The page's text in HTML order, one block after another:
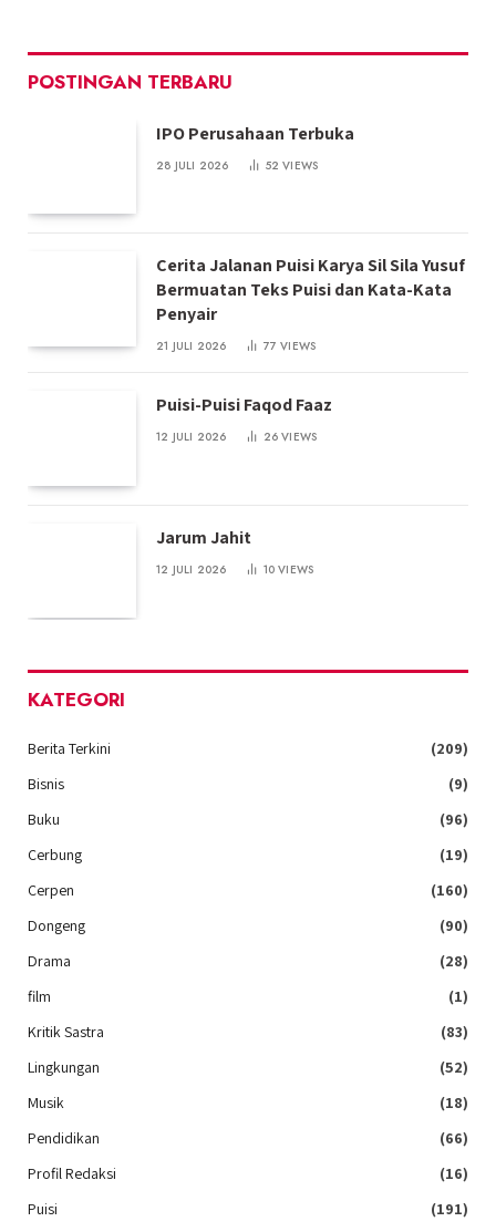
POSTINGAN TERBARU
IPO Perusahaan Terbuka
28 JULI 2026 52VIEWS
Cerita Jalanan Puisi Karya Sil Sila Yusuf
Bermuatan Teks Puisi dan Kata-Kata
Penyair
21 JULI 2026 77VIEWS
Puisi-Puisi Faqod Faaz
12 JULI 2026 26VIEWS
Jarum Jahit
12 JULI 2026 10VIEWS
KATEGORI
Berita Terkini
(209)
Bisnis
(9)
Buku
(96)
Cerbung
(19)
Cerpen
(160)
Dongeng
(90)
Drama
(28)
film
(1)
Kritik Sastra
(83)
Lingkungan
(52)
Musik
(18)
Pendidikan
(66)
Profil Redaksi
(16)
Puisi
(191)